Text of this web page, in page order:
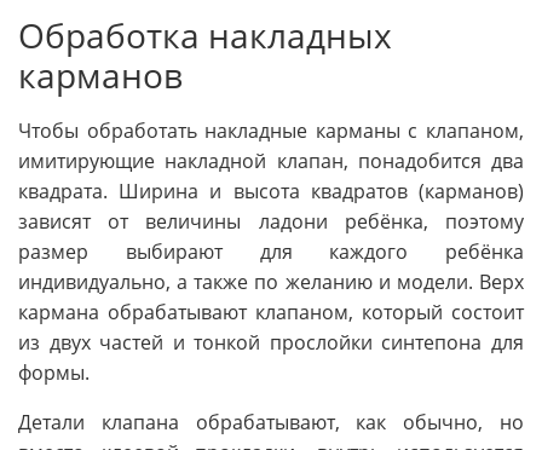
Обработка накладных
карманов
Чтобы обработать накладные карманы с клапаном,
имитирующие накладной клапан, понадобится два
квадрата. Ширина и высота квадратов (карманов)
зависят от величины ладони ребёнка, поэтому
размер выбирают для каждого ребёнка
индивидуально, а также по желанию и модели. Верх
кармана обрабатывают клапаном, который состоит
из двух частей и тонкой прослойки синтепона для
формы.
Детали клапана обрабатывают, как обычно, но